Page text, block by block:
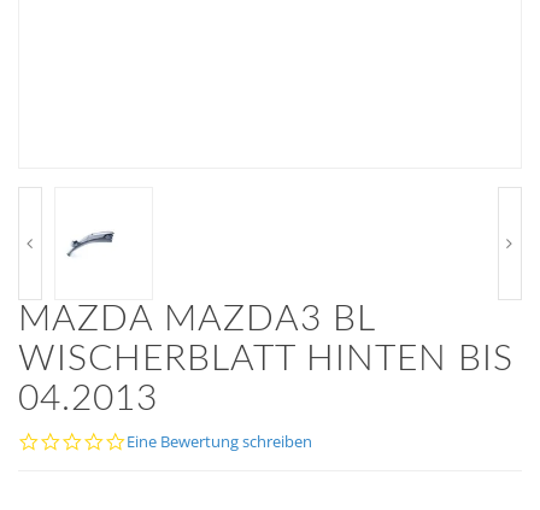
MAZDA MAZDA3 BL
WISCHERBLATT HINTEN BIS
04.2013
0.0
Eine Bewertung schreiben